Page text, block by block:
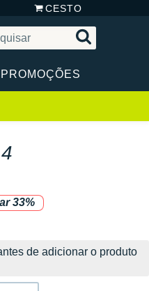
CESTO
PROMOÇÕES
33%
marca
de adicionar o produto